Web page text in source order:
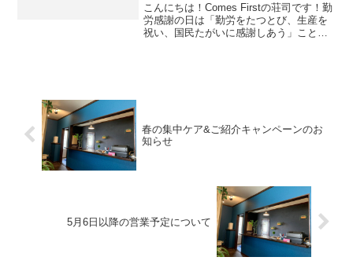
こんにちは！Comes Firstの荘司です！勤
労感謝の日は「勤労をたつとび、生産を
祝い、国民たがいに感謝しあう」ことを
春の集中ケア&ご紹介キャンペーンのお
知らせ
5月6日以降の営業予定について